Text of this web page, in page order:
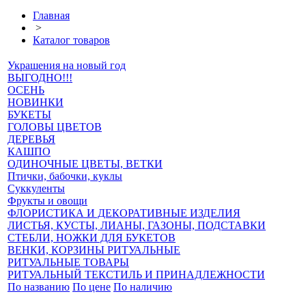
Главная
>
Каталог товаров
Украшения на новый год
ВЫГОДНО!!!
ОСЕНЬ
НОВИНКИ
БУКЕТЫ
ГОЛОВЫ ЦВЕТОВ
ДЕРЕВЬЯ
КАШПО
ОДИНОЧНЫЕ ЦВЕТЫ, ВЕТКИ
Птички, бабочки, куклы
Суккуленты
Фрукты и овощи
ФЛОРИСТИКА И ДЕКОРАТИВНЫЕ ИЗДЕЛИЯ
ЛИСТЬЯ, КУСТЫ, ЛИАНЫ, ГАЗОНЫ, ПОДСТАВКИ
СТЕБЛИ, НОЖКИ ДЛЯ БУКЕТОВ
ВЕНКИ, КОРЗИНЫ РИТУАЛЬНЫЕ
РИТУАЛЬНЫЕ ТОВАРЫ
РИТУАЛЬНЫЙ ТЕКСТИЛЬ И ПРИНАДЛЕЖНОСТИ
По названию По цене По наличию